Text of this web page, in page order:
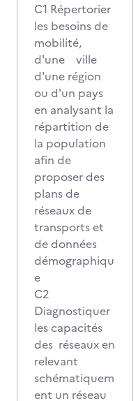
C1 Répertorier
les besoins de
mobilité,
d'une ville
d'une région
ou d'un pays
en analysant la
répartition de
la population
afin de
proposer des
plans de
réseaux de
transports et
de données
démographiqu
e
C2
Diagnostiquer
les capacités
des réseaux en
relevant
schématiquem
ent un réseau